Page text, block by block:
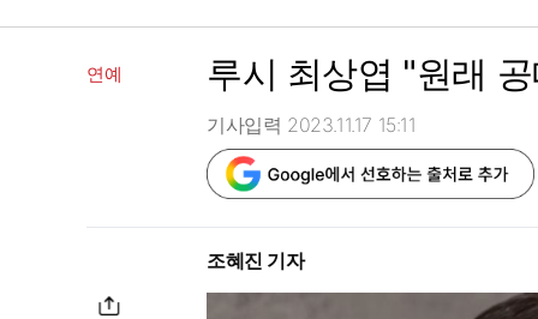
연예 루시 최상엽 "원래
기사입력 2023.11.17 15:11
조혜진 기자